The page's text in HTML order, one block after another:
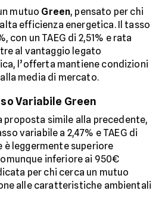
mutuo Green, pensato per chi
efficienza energetica. Il tasso
con un TAEG di 2,51% e rata
al vantaggio legato
l’offerta mantiene condizioni
media di mercato.
Variabile Green
proposta simile alla precedente,
variabile a 2,47% e TAEG di
è leggermente superiore
inferiore ai 950€
per chi cerca un mutuo
alle caratteristiche ambientali